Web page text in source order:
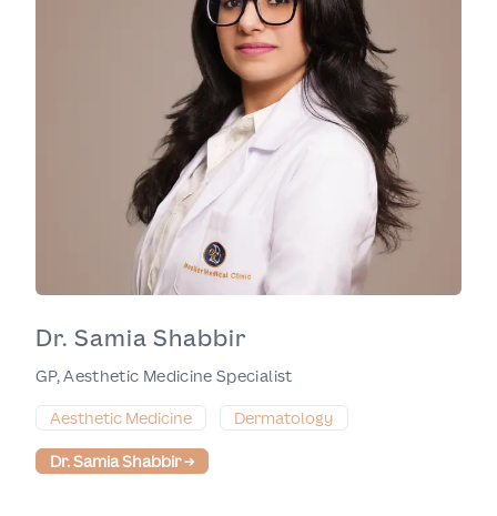
Dr. Samia Shabbir
GP, Aesthetic Medicine Specialist
Aesthetic Medicine
Dermatology
Dr. Samia Shabbir→